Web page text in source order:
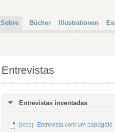
Sobre Bücher Illustrationen
Entrevistas
Entrevistas inventadas
[2002] Entrevista com um papagaio